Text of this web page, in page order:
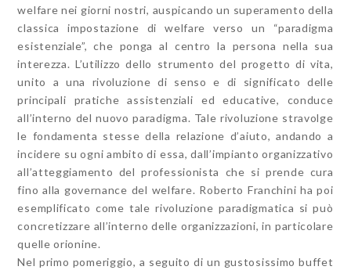
welfare nei giorni nostri, auspicando un superamento della
classica impostazione di welfare verso un “paradigma
esistenziale”, che ponga al centro la persona nella sua
interezza. L’utilizzo dello strumento del progetto di vita,
unito a una rivoluzione di senso e di significato delle
principali pratiche assistenziali ed educative, conduce
all’interno del nuovo paradigma. Tale rivoluzione stravolge
le fondamenta stesse della relazione d’aiuto, andando a
incidere su ogni ambito di essa, dall’impianto organizzativo
all’atteggiamento del professionista che si prende cura
fino alla governance del welfare. Roberto Franchini ha poi
esemplificato come tale rivoluzione paradigmatica si può
concretizzare all’interno delle organizzazioni, in particolare
quelle orionine.
Nel primo pomeriggio, a seguito di un gustosissimo buffet